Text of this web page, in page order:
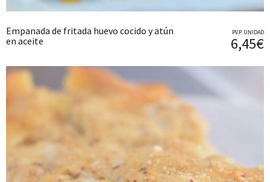
Empanada de fritada huevo cocido y atún
en aceite
P.V.P. UNIDAD
6,45€